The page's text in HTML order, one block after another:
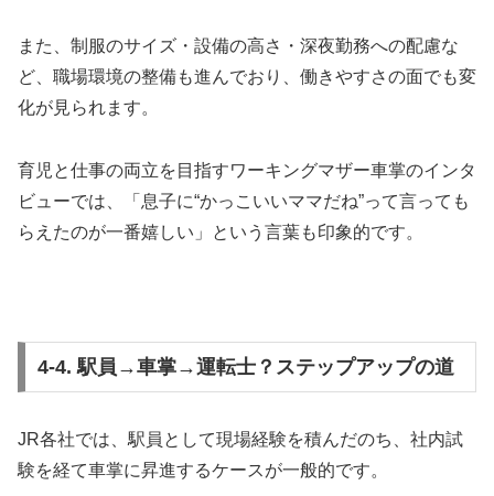
また、制服のサイズ・設備の高さ・深夜勤務への配慮な
ど、職場環境の整備も進んでおり、働きやすさの面でも変
化が見られます。
育児と仕事の両立を目指すワーキングマザー車掌のインタ
ビューでは、「息子に“かっこいいママだね”って言っても
らえたのが一番嬉しい」という言葉も印象的です。
4-4. 駅員→車掌→運転士？ステップアップの道
JR各社では、駅員として現場経験を積んだのち、社内試
験を経て車掌に昇進するケースが一般的です。